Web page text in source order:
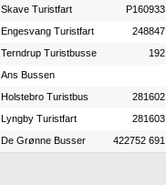
Skave Turistfart P160933
Engesvang Turistfart 248847
Terndrup Turistbusse 192
Ans Bussen
Holstebro Turistbus 281602
Lyngby Turistfart 281603
De Grønne Busser 422752 691